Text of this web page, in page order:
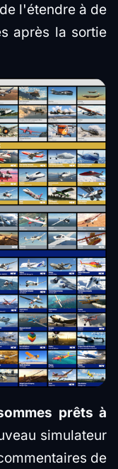
l'étendre à de
après la sortie
prêts à
simulateur
de